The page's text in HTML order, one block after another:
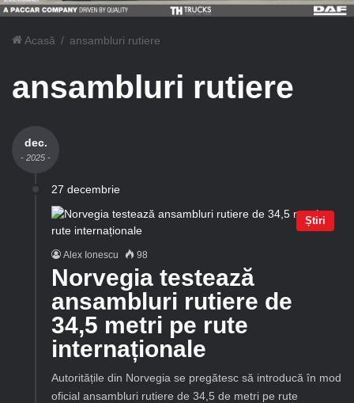
Acasă / ansambluri rutiere
ansambluri rutiere
dec.
- 2025 -
27 decembrie
Știri
Alex Ionescu 98
Norvegia testează
ansambluri rutiere de
34,5 metri pe rute
internaționale
Autoritățile din Norvegia se pregătesc să introducă în mod
oficial ansambluri rutiere de 34,5 de metri pe rute